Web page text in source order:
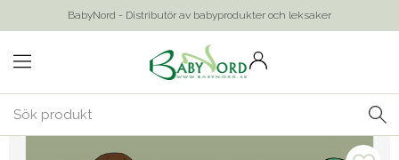
BabyNord - Distributör av babyprodukter och leksaker